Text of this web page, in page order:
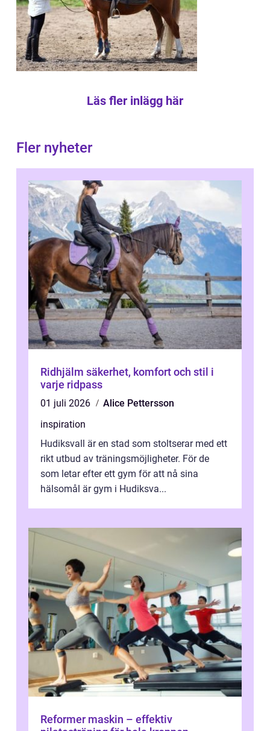
Läs fler inlägg här
Fler nyheter
Ridhjälm säkerhet, komfort och stil i
varje ridpass
01 juli 2026
Alice Pettersson
inspiration
Hudiksvall är en stad som stoltserar med ett
rikt utbud av träningsmöjligheter. För de
som letar efter ett gym för att nå sina
hälsomål är gym i Hudiksva...
Reformer maskin – effektiv